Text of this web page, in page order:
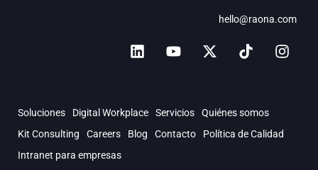
hello@raona.com
Soluciones Digital Workplace Servicios
Quiénes somos
Kit Consulting
Careers Blog Contacto
Política de Calidad
Intranet para empresas